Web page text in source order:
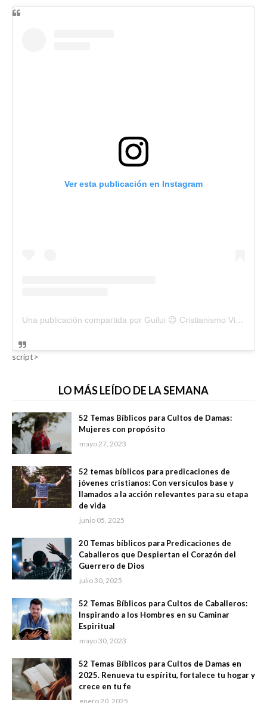
Ver esta publicación en Instagram
Una publicación compartida por Guilui 😉 Cristianismo Viral (@guiluiviral)
script>
LO MÁS LEÍDO DE LA SEMANA
52 Temas Bíblicos para Cultos de Damas:
Mujeres con propósito
mayo 27, 2023
52 temas bíblicos para predicaciones de
jóvenes cristianos: Con versículos base y
llamados a la acción relevantes para su etapa
de vida
junio 05, 2025
20 Temas bíblicos para Predicaciones de
Caballeros que Despiertan el Corazón del
Guerrero de Dios
julio 30, 2025
52 Temas Bíblicos para Cultos de Caballeros:
Inspirando a los Hombres en su Caminar
Espiritual
mayo 30, 2023
52 Temas Bíblicos para Cultos de Damas en
2025. Renueva tu espíritu, fortalece tu hogar y
crece en tu fe
enero 20, 2025